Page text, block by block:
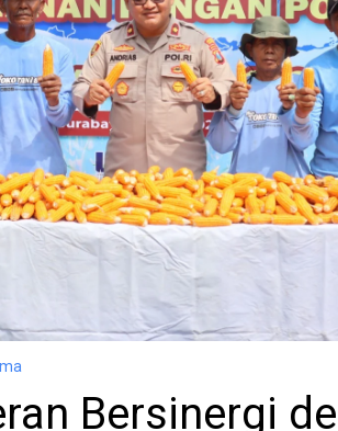
Bersinergi